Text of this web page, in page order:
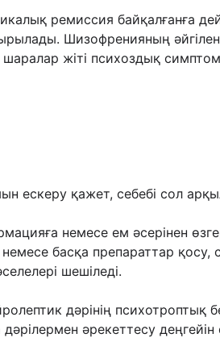
ремиссия байқалғанға
Шизофренияның
жіті психоздық
ескеру қажет, себебі сол
немесе ем əсерінен
басқа препараттар
шешіледі.
дəрінің психотроптық
дəрілермен əрекеттесу